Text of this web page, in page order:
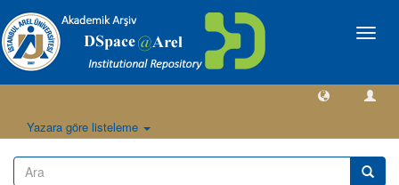
Geçiş
Yazara göre listeleme